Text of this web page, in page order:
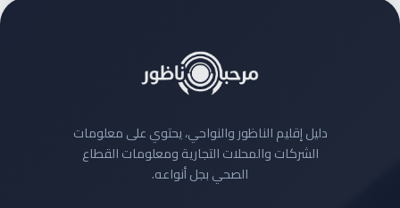
دليل إقليم الناظور والنواحي، يحتوي على معلومات
الشركات والمحلات التجارية ومعلومات القطاع
الصحي بجل أنواعه.